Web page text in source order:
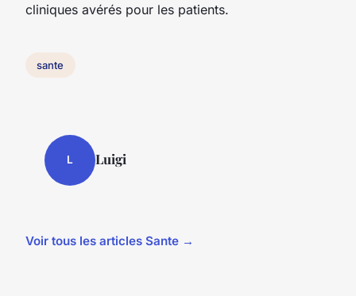
cliniques avérés pour les patients.
sante
L Luigi
Voir tous les articles Sante →